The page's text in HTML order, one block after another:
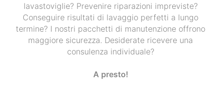
lavastoviglie? Prevenire riparazioni impreviste?
Conseguire risultati di lavaggio perfetti a lungo
termine? I nostri pacchetti di manutenzione offrono
maggiore sicurezza. Desiderate ricevere una
consulenza individuale?
A presto!